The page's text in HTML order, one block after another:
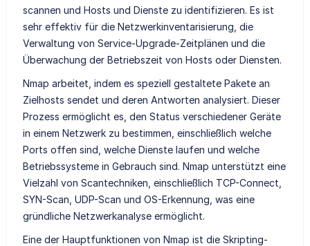
scannen und Hosts und Dienste zu identifizieren. Es ist
sehr effektiv für die Netzwerkinventarisierung, die
Verwaltung von Service-Upgrade-Zeitplänen und die
Überwachung der Betriebszeit von Hosts oder Diensten.
Nmap arbeitet, indem es speziell gestaltete Pakete an
Zielhosts sendet und deren Antworten analysiert. Dieser
Prozess ermöglicht es, den Status verschiedener Geräte
in einem Netzwerk zu bestimmen, einschließlich welche
Ports offen sind, welche Dienste laufen und welche
Betriebssysteme in Gebrauch sind. Nmap unterstützt eine
Vielzahl von Scantechniken, einschließlich TCP-Connect,
SYN-Scan, UDP-Scan und OS-Erkennung, was eine
gründliche Netzwerkanalyse ermöglicht.
Eine der Hauptfunktionen von Nmap ist die Skripting-